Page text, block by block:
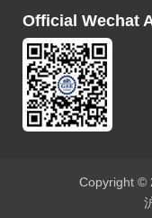
Official Wechat
Copyright ©